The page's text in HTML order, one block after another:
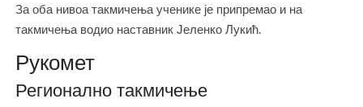
За оба нивоа такмичења ученике је припремао и на
такмичења водио наставник Јеленко Лукић.
Рукомет
Регионално такмичење